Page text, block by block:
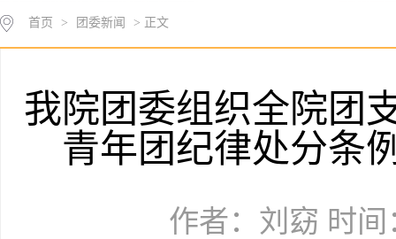
首页 > 团委新闻 > 正文
我院团委组织全院团
青年团纪律处分条
作者：刘窈 时间